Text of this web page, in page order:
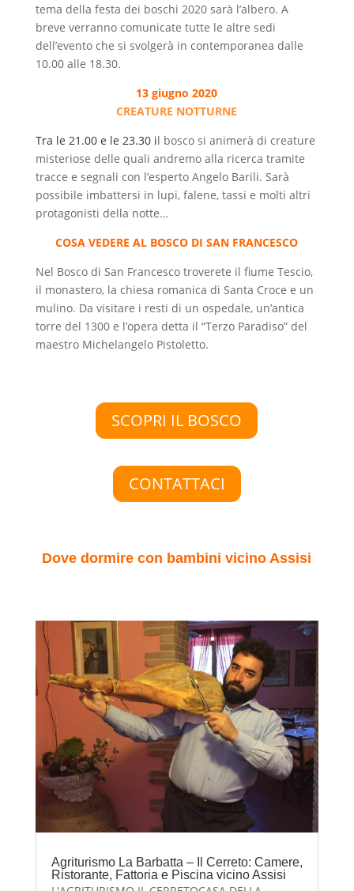
tema della festa dei boschi 2020 sarà l’albero. A
breve verranno comunicate tutte le altre sedi
dell’evento che si svolgerà in contemporanea dalle
10.00 alle 18.30.
13 giugno 2020
CREATURE NOTTURNE
Tra le 21.00 e le 23.30 il bosco si animerà di creature
misteriose delle quali andremo alla ricerca tramite
tracce e segnali con l’esperto Angelo Barili. Sarà
possibile imbattersi in lupi, falene, tassi e molti altri
protagonisti della notte…
COSA VEDERE AL BOSCO DI SAN FRANCESCO
Nel Bosco di San Francesco troverete il fiume Tescio,
il monastero, la chiesa romanica di Santa Croce e un
mulino. Da visitare i resti di un ospedale, un’antica
torre del 1300 e l’opera detta il “Terzo Paradiso” del
maestro Michelangelo Pistoletto.
SCOPRI IL BOSCO
CONTATTACI
Dove dormire con bambini vicino Assisi
Agriturismo La Barbatta – Il Cerreto: Camere,
Ristorante, Fattoria e Piscina vicino Assisi